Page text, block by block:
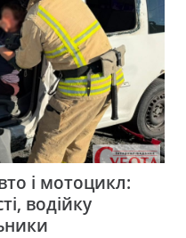
і мотоцикл:
водійку